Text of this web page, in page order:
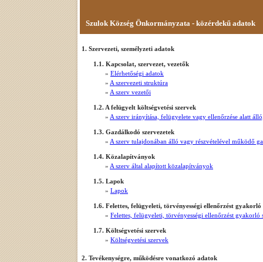
Szulok Község Önkormányzata - közérdekű adatok
1. Szervezeti, személyzeti adatok
1.1. Kapcsolat, szervezet, vezetők
» Elérhetőségi adatok
» A szervezeti struktúra
» A szerv vezetői
1.2. A felügyelt költségvetési szervek
» A szerv irányítása, felügyelete vagy ellenőrzése alatt
1.3. Gazdálkodó szervezetek
» A szerv tulajdonában álló vagy részvételével működő
1.4. Közalapítványok
» A szerv által alapított közalapítványok
1.5. Lapok
» Lapok
1.6. Felettes, felügyeleti, törvényességi ellenőrzést gyakorló
» Felettes, felügyeleti, törvényességi ellenőrzést gyakorló
1.7. Költségvetési szervek
» Költségvetési szervek
2. Tevékenységre, működésre vonatkozó adatok